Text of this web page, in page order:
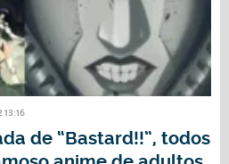
de “Bastard!!”, todos